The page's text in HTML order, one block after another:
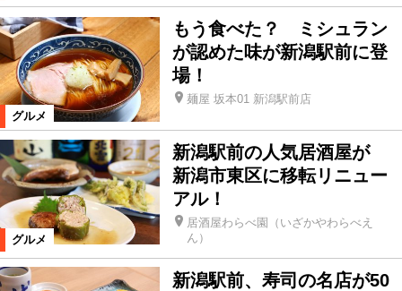
てみやげ おでかけ
おでかけスポット
季節ネタ 市町村おでかけTOPICS
ライフ 住宅 車
グルメ
もう食べた？ ミシュラン
が認めた味が新潟駅前に登
場！
麺屋 坂本01 新潟駅前店
グルメ
新潟駅前の人気居酒屋が
新潟市東区に移転リニュー
アル！
居酒屋わらべ園（いざかやわらべえ
ん）
新潟駅前、寿司の名店が50